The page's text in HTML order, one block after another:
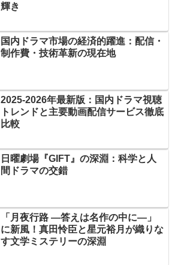
輝き
国内ドラマ市場の経済的躍進：配信・
制作費・技術革新の現在地
2025-2026年最新版：国内ドラマ視聴
トレンドと主要動画配信サービス徹底
比較
日曜劇場『GIFT』の深淵：科学と人
間ドラマの交錯
「月夜行路 ―答えは名作の中に―」
に新風！真田怜臣と星元裕月が織りな
す文学ミステリーの深淵